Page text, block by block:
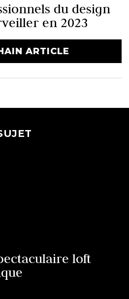
du design
en 2023
ARTICLE
loft